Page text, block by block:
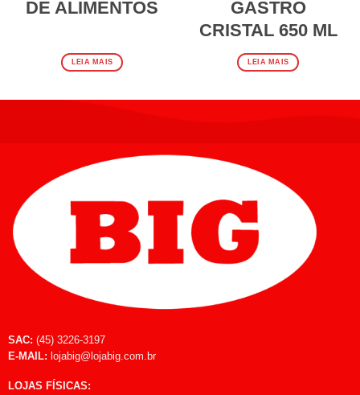
DE ALIMENTOS
LEIA MAIS
GASTRO
CRISTAL 650 ML
LEIA MAIS
SAC: (45) 3226-3197
E-MAIL: lojabig@lojabig.com.br
LOJAS FÍSICAS: